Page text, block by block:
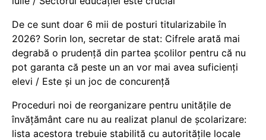
De ce sunt doar 6 mii de posturi titularizabile în
2026? Sorin Ion, secretar de stat: Cifrele arată mai
degrabă o prudență din partea școlilor pentru că nu
pot garanta că peste un an vor mai avea suficienți
elevi / Este și un joc de concurență
Proceduri noi de reorganizare pentru unitățile de
învățământ care nu au realizat planul de școlarizare:
lista acestora trebuie stabilită cu autoritățile locale